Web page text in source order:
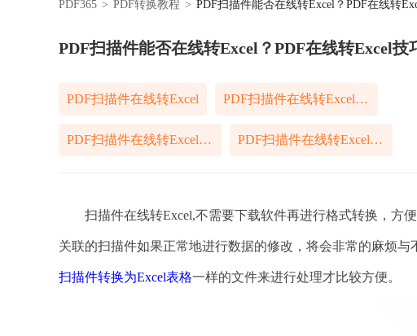
PDF365 > PDF转换教程 > PDF扫描件能否在线转Excel？PDF在线转
PDF扫描件能否在线转Excel？PDF在线转Excel技
PDF扫描件在线转Excel PDF扫描件在线转Excel表格
PDF扫描件在线转Excel文档 PDF扫描件在线转Excel文件
扫描件在线转Excel,不需要下载软件再进行格式转换，方
关联的扫描件如果正常地进行数据的修改，将会非常的麻烦
扫描件转换为Excel表格一样的文件来进行处理才比较方便。